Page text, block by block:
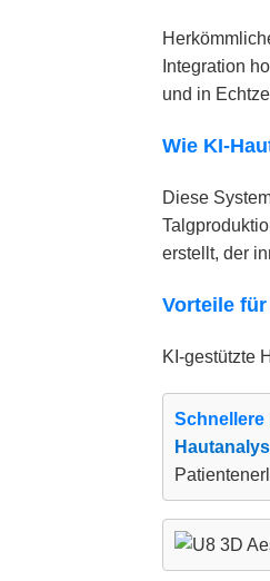
Integration
und in
Wie KI-
Diese
erstellt, der
Vorteile
KI-gestützte
Schnellere